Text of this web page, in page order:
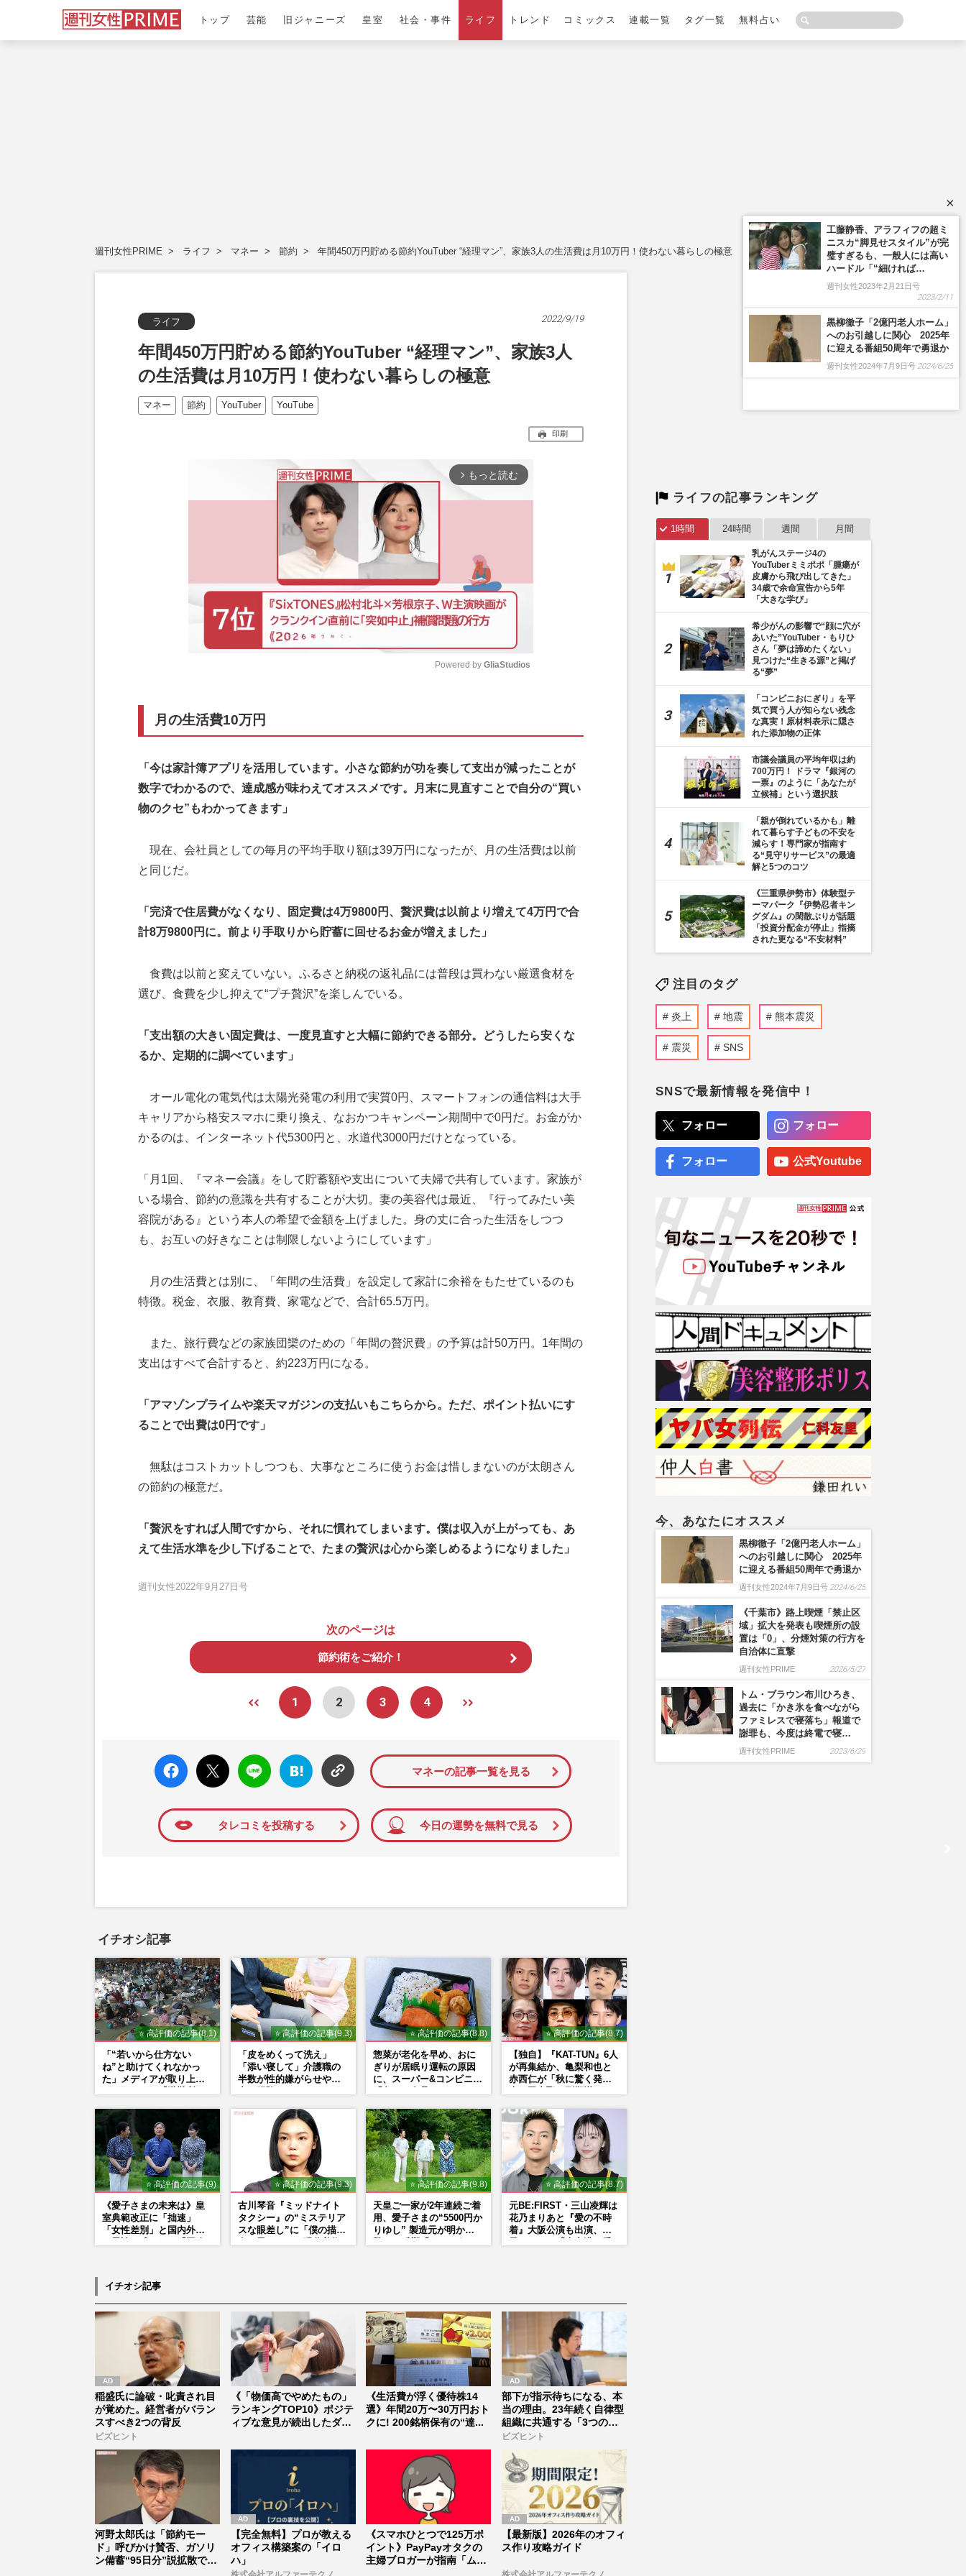
トップ 芸能 旧ジャニーズ 皇室 社会・事件 ライフ トレンド コミックス 連載一覧 タグ一覧 無料占い
週刊女性PRIME ライフ マネー 節約 年間450万円貯める節約YouTuber “経理マン”、家族3人の生活費は月10万円！使わない暮らしの極意
ライフ 2022/9/19
年間450万円貯める節約YouTuber “経理マン”、家族3人
の生活費は月10万円！使わない暮らしの極意
マネー 節約 YouTuber YouTube
印刷
arrow_forward_ios もっと読む
e
Powered by GliaStudios
月の生活費10万円
「今は家計簿アプリを活用しています。小さな節約が功を奏して支出が減ったことが
数字でわかるので、達成感が味わえてオススメです。月末に見直すことで自分の“買い
物のクセ”もわかってきます」
現在、会社員としての毎月の平均手取り額は39万円になったが、月の生活費は以前
と同じだ。
「完済で住居費がなくなり、固定費は4万9800円、贅沢費は以前より増えて4万円で合
計8万9800円に。前より手取りから貯蓄に回せるお金が増えました」
食費は以前と変えていない。ふるさと納税の返礼品には普段は買わない厳選食材を
選び、食費を少し抑えて“プチ贅沢”を楽しんでいる。
「支出額の大きい固定費は、一度見直すと大幅に節約できる部分。どうしたら安くな
るか、定期的に調べています」
オール電化の電気代は太陽光発電の利用で実質0円、スマートフォンの通信料は大手
キャリアから格安スマホに乗り換え、なおかつキャンペーン期間中で0円だ。お金がか
かるのは、インターネット代5300円と、水道代3000円だけとなっている。
「月1回、『マネー会議』をして貯蓄額や支出について夫婦で共有しています。家族が
いる場合、節約の意識を共有することが大切。妻の美容代は最近、『行ってみたい美
容院がある』という本人の希望で金額を上げました。身の丈に合った生活をしつつ
も、お互いの好きなことは制限しないようにしています」
月の生活費とは別に、「年間の生活費」を設定して家計に余裕をもたせているのも
特徴。税金、衣服、教育費、家電などで、合計65.5万円。
また、旅行費などの家族団欒のための「年間の贅沢費」の予算は計50万円。1年間の
支出はすべて合計すると、約223万円になる。
「アマゾンプライムや楽天マガジンの支払いもこちらから。ただ、ポイント払いにす
ることで出費は0円です」
無駄はコストカットしつつも、大事なところに使うお金は惜しまないのが太朗さん
の節約の極意だ。
「贅沢をすれば人間ですから、それに慣れてしまいます。僕は収入が上がっても、あ
えて生活水準を少し下げることで、たまの贅沢は心から楽しめるようになりました」
週刊女性2022年9月27日号
次のページは
節約術をご紹介！
1 2 3 4
faceboo
k いい
ね
X ポス
ト
LINE
はてな
ブック
マーク
マネーの記事一覧を見る
タレコミを投稿する 今日の運勢を無料で見る
イチオシ記事
⭐ 高評価の記事(8.1)
「“若いから仕方ない
ね”と助けてくれなかっ
た」メディアが取り上げ
⭐ 高評価の記事(9.3)
「皮をめくって洗え」
「添い寝して」介護職の
半数が性的嫌がらせや暴
⭐ 高評価の記事(8.8)
惣菜が老化を早め、おに
ぎりが居眠り運転の原因
に、スーパー&コンビニの
⭐ 高評価の記事(8.7)
【独自】『KAT-TUN』6人
が再集結か、亀梨和也と
赤西仁が「秋に驚く発
理由
⭐ 高評価の記事(9)
《愛子さまの未来は》皇
室典範改正に「拙速」
「女性差別」と国内外か
⭐ 高評価の記事(9.3)
古川琴音『ミッドナイト
タクシー』の“ミステリア
スな眼差し”に「僕の描く
⭐ 高評価の記事(9.8)
天皇ご一家が2年連続ご着
用、愛子さまの“5500円か
りゆし” 製造元が明かす
⭐ 高評価の記事(8.7)
元BE:FIRST・三山凌輝は
花乃まりあと『愛の不時
着』大阪公演も出演、趣
イチオシ記事
稲盛氏に論破・叱責され目
が覚めた。経営者がバラン
スすべき2つの背反
ビズヒント
《「物価高でやめたもの」
ランキングTOP10》ポジテ
ィブな意見が続出したダン
《生活費が浮く優待株14
選》年間20万〜30万円おト
クに! 200銘柄保有の“達...
部下が指示待ちになる、本
当の理由。23年続く自律型
組織に共通する「3つの要
素」
ビズヒント
河野太郎氏は「節約モー
ド」呼びかけ賛否、ガソリ
ン備蓄“95日分”説拡散で
【完全無料】プロが教える
オフィス構築案の「イロ
ハ」
《スマホひとつで125万ポ
イント》PayPayオタクの
主婦ブロガーが指南「ムダ
【最新版】2026年のオフィ
ス作り攻略ガイド
ライフの記事ランキング
1時間 24時間 週間 月間
乳がんステージ4の
YouTuberミミポポ「腫瘍が
皮膚から飛び出してきた」
34歳で余命宣告から5年
「大きな学び」
希少がんの影響で“顔に穴が
あいた”YouTuber・もりひ
さん「夢は諦めたくない」
見つけた“生きる源”と掲げ
る“夢”
「コンビニおにぎり」を平
気で買う人が知らない残念
な真実！原材料表示に隠さ
れた添加物の正体
市議会議員の平均年収は約
700万円！ ドラマ『銀河の
一票』のように「あなたが
立候補」という選択肢
「親が倒れているかも」離
れて暮らす子どもの不安を
減らす！専門家が指南す
る“見守りサービス”の最適
解と5つのコツ
《三重県伊勢市》体験型テ
ーマパーク『伊勢忍者キン
グダム』の閑散ぶりが話題
「投資分配金が停止」指摘
された更なる“不安材料”
注目のタグ
炎上 地震 熊本震災
震災 SNS
SNSで最新情報を発信中！
フォロー フォロー
フォロー 公式Youtube
今、あなたにオススメ
黒柳徹子「2億円老人ホーム」
へのお引越しに関心 2025年
に迎える番組50周年で勇退か
週刊女性2024年7月9日号 2024/6/25
《千葉市》路上喫煙「禁止区
域」拡大を発表も喫煙所の設
置は「0」、分煙対策の行方を
自治体に直撃
週刊女性PRIME 2026/5/27
トム・ブラウン布川ひろき、
過去に「かき氷を食べながら
ファミレスで寝落ち」報道で
謝罪も、今度は終電で寝…
週刊女性PRIME 2023/6/29
×
工藤静香、アラフィフの超ミ
ニスカ“脚見せスタイル”が完
璧すぎるも、一般人には高い
ハードル「“細ければ…
週刊女性2023年2月21日号
2023/2/11
黒柳徹子「2億円老人ホーム」
へのお引越しに関心 2025年
に迎える番組50周年で勇退か
週刊女性2024年7月9日号 2024/6/25